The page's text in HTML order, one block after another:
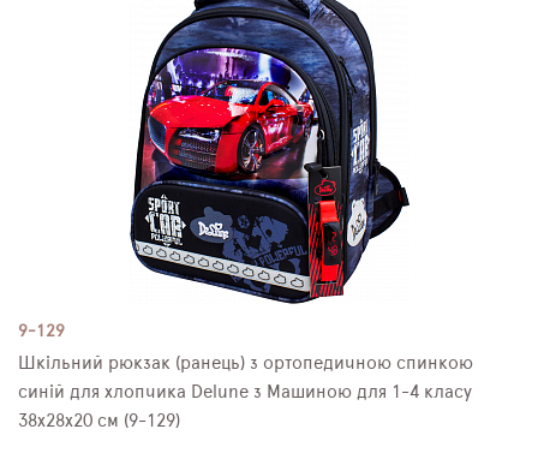
9-129
Шкільний рюкзак (ранець) з ортопедичною спинкою
синій для хлопчика Delune з Машиною для 1-4 класу
38х28х20 см (9-129)